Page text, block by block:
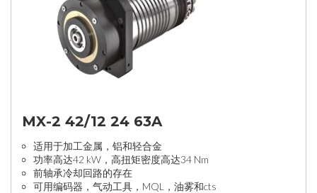
MX-2 42/12 24 63A
适用于加工金属，铝和轻合金
功率高达42 kW，高扭矩密度高达34 Nm
前轴承冷却回路的存在
可用编码器，气动工具，MQL，油雾和cts